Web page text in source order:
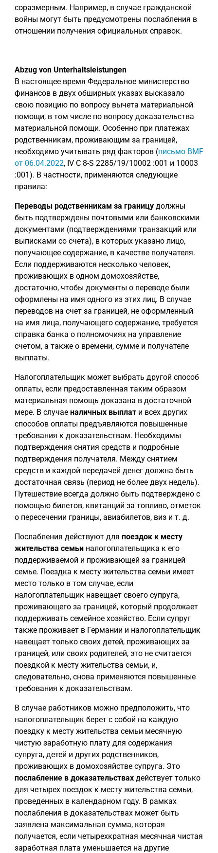
соразмерным. Например, в случае гражданской
войны могут быть предусмотрены послабления в
отношении получения официальных справок.
Abzug von Unterhaltsleistungen
В настоящее время Федеральное министерство
финансов в двух обширных указах высказало
свою позицию по вопросу вычета материальной
помощи, в том числе по вопросу доказательства
материальной помощи. Особенно при платежах
родственникам, проживающим за границей,
необходимо учитывать ряд факторов (письмо BMF
от 06.04.2022, IV C 8-S 2285/19/10002 :001 и 10003
:001). В частности, применяются следующие
правила:
Переводы родственникам за границу должны
быть подтверждены почтовыми или банковскими
документами (подтверждениями транзакций или
выписками со счета), в которых указано лицо,
получающее содержание, в качестве получателя.
Если поддерживаются несколько человек,
проживающих в одном домохозяйстве,
достаточно, чтобы документы о переводе были
оформлены на имя одного из этих лиц. В случае
переводов на счет за границей, не оформленный
на имя лица, получающего содержание, требуется
справка банка о полномочиях на управление
счетом, а также о времени, сумме и получателе
выплаты.
Налогоплательщик может выбрать другой способ
оплаты, если предоставленная таким образом
материальная помощь доказана в достаточной
мере. В случае наличных выплат и всех других
способов оплаты предъявляются повышенные
требования к доказательствам. Необходимы
подтверждения снятия средств и подробные
подтверждения получателя. Между снятием
средств и каждой передачей денег должна быть
достаточная связь (период не более двух недель).
Путешествие всегда должно быть подтверждено с
помощью билетов, квитанций за топливо, отметок
о пересечении границы, авиабилетов, виз и т. д.
Послабления действуют для поездок к месту
жительства семьи налогоплательщика к его
поддерживаемой и проживающей за границей
семье. Поездка к месту жительства семьи имеет
место только в том случае, если
налогоплательщик навещает своего супруга,
проживающего за границей, который продолжает
поддерживать семейное хозяйство. Если супруг
также проживает в Германии и налогоплательщик
навещает только своих детей, проживающих за
границей, или своих родителей, это не считается
поездкой к месту жительства семьи, и,
следовательно, снова применяются повышенные
требования к доказательствам.
В случае работников можно предположить, что
налогоплательщик берет с собой на каждую
поездку к месту жительства семьи месячную
чистую заработную плату для содержания
супруга, детей и других родственников,
проживающих в домохозяйстве супруга. Это
послабление в доказательствах действует только
для четырех поездок к месту жительства семьи,
проведенных в календарном году. В рамках
послабления в доказательствах может быть
заявлена максимальная сумма, которая
получается, если четырехкратная месячная чистая
заработная плата уменьшается на другие